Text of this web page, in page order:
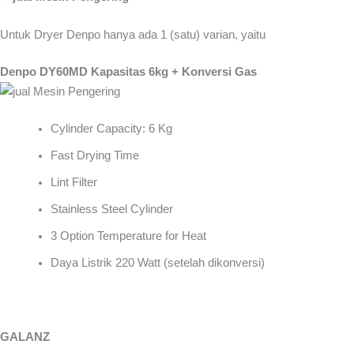
Untuk Dryer Denpo hanya ada 1 (satu) varian, yaitu
Denpo DY60MD Kapasitas 6kg + Konversi Gas
Cylinder Capacity: 6 Kg
Fast Drying Time
Lint Filter
Stainless Steel Cylinder
3 Option Temperature for Heat
Daya Listrik 220 Watt (setelah dikonversi)
GALANZ